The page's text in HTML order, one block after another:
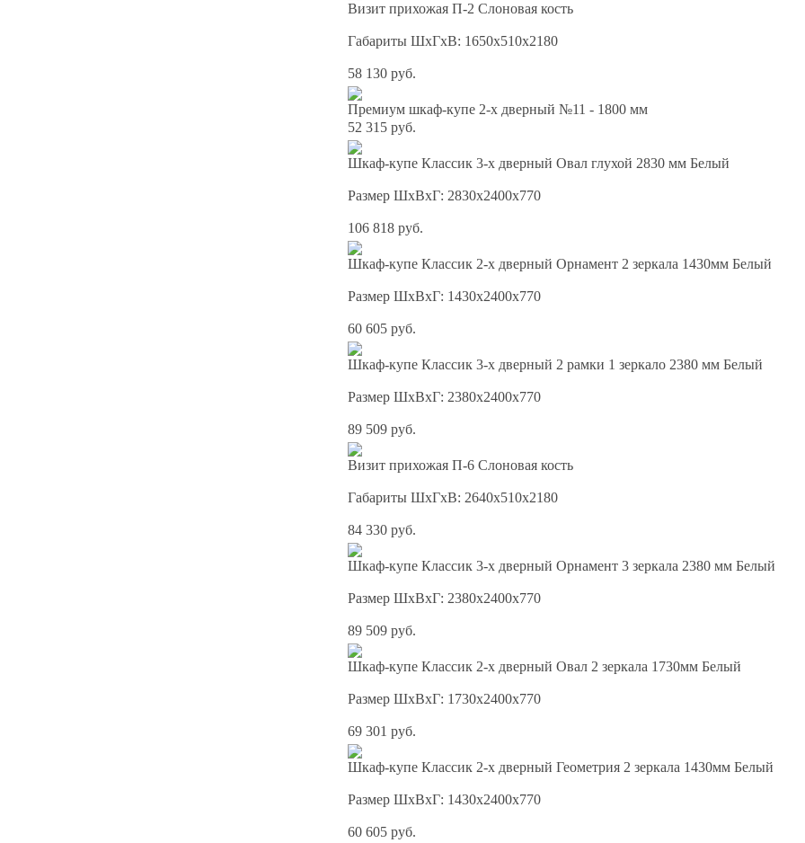
Визит прихожая П-2 Слоновая кость
Габариты ШхГхВ: 1650х510х2180
58 130 руб.
Премиум шкаф-купе 2-х дверный №11 - 1800 мм
52 315 руб.
Шкаф-купе Классик 3-х дверный Овал глухой 2830 мм Белый
Размер ШхВхГ: 2830х2400х770
106 818 руб.
Шкаф-купе Классик 2-х дверный Орнамент 2 зеркала 1430мм Белый
Размер ШхВхГ: 1430х2400х770
60 605 руб.
Шкаф-купе Классик 3-х дверный 2 рамки 1 зеркало 2380 мм Белый
Размер ШхВхГ: 2380х2400х770
89 509 руб.
Визит прихожая П-6 Слоновая кость
Габариты ШхГхВ: 2640х510х2180
84 330 руб.
Шкаф-купе Классик 3-х дверный Орнамент 3 зеркала 2380 мм Белый
Размер ШхВхГ: 2380х2400х770
89 509 руб.
Шкаф-купе Классик 2-х дверный Овал 2 зеркала 1730мм Белый
Размер ШхВхГ: 1730х2400х770
69 301 руб.
Шкаф-купе Классик 2-х дверный Геометрия 2 зеркала 1430мм Белый
Размер ШхВхГ: 1430х2400х770
60 605 руб.